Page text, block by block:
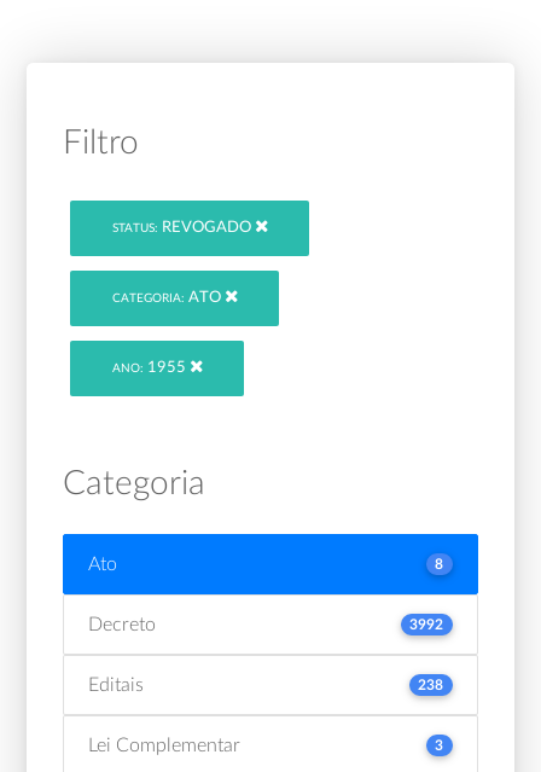
Filtro
STATUS: REVOGADO
CATEGORIA: ATO
ANO: 1955
Categoria
Ato 8
Decreto 3992
Editais 238
Lei Complementar 3